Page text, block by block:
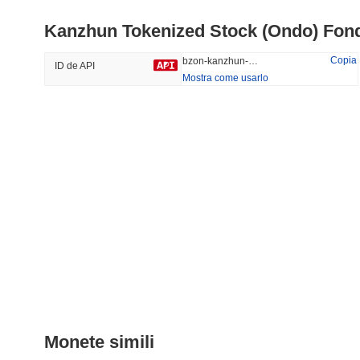
#997 #1803
-21.59%
Kanzhun Tokenized Stock (Ondo)
ID de API
Copia
Mostra come usarlo
Monete simili